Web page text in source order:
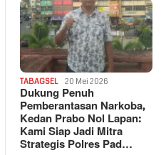
TABAGSEL 20 Mei 2026
Dukung Penuh
Pemberantasan Narkoba,
Kedan Prabo Nol Lapan:
Kami Siap Jadi Mitra
Strategis Polres Pad…